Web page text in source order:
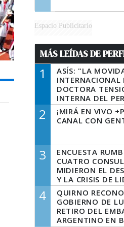
Espacio Publicitario
MÁS LEÍDAS DE
1
ASÍS: "LA
INTERNACIONAL
DOCTORA
INTERNA DEL
PROVINCIA DEL
2
¡MIRÁ EN VIVO
CANAL CON
3
ENCUESTA
CUATRO
MIDIERON EL
Y LA CRISIS DE
PERONISMO
4
QUIRNO
GOBIERNO DE
RETIRO DEL
ARGENTINO EN